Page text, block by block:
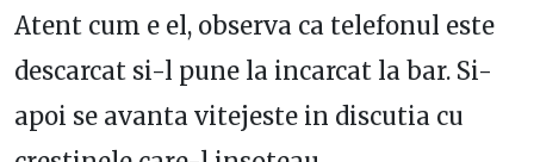
Atent cum e el, observa ca telefonul este
descarcat si-l pune la incarcat la bar. Si-
apoi se avanta vitejeste in discutia cu